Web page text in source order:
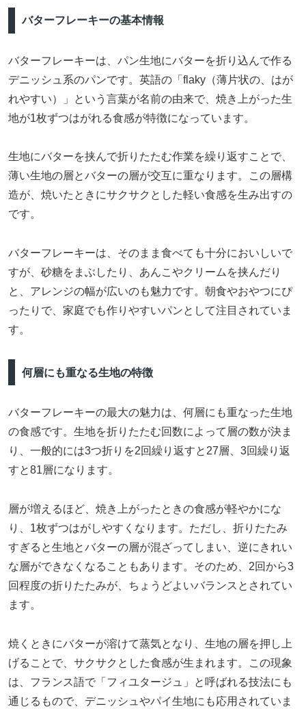
バターフレーキーの基本情報
バターフレーキーは、パン生地にバターを折り込んで作る
デニッシュ系のパンです。英語の「flaky（薄片状の、はが
れやすい）」という言葉が名前の由来で、焼き上がった生
地が1枚ずつはがれる食感が特徴になっています。
生地にバターを挟んで折りたたむ作業を繰り返すことで、
薄い生地の層とバターの層が交互に重なります。この層構
造が、焼いたときにサクサクとした軽い食感を生み出すの
です。
バターフレーキーは、そのまま食べても十分においしいで
すが、砂糖をまぶしたり、あんこやクリームを挟んだり
と、アレンジの幅が広いのも魅力です。朝食やおやつにぴ
ったりで、家庭でも作りやすいパンとして注目されていま
す。
何層にも重なる生地の特徴
バターフレーキーの最大の魅力は、何層にも重なった生地
の食感です。生地を折りたたむ回数によって層の数が決ま
り、一般的には3つ折りを2回繰り返すと27層、3回繰り返
すと81層になります。
層が増えるほど、焼き上がったときの食感が軽やかにな
り、1枚ずつはがしやすくなります。ただし、折りたたみ
すぎると生地とバターの層が混ざってしまい、逆にきれい
な層ができなくなることもあります。そのため、2回から3
回程度の折りたたみが、ちょうどよいバランスとされてい
ます。
焼くときにバターが溶けて蒸気となり、生地の層を押し上
げることで、サクサクとした食感が生まれます。この現象
は、フランス語で「フィユタージュ」と呼ばれる技法にも
通じるもので、デニッシュやパイ生地にも応用されていま